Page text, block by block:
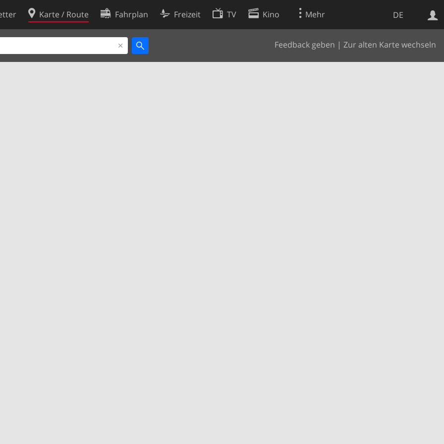
DE
Karte / Route Fahrplan Freizeit TV Kino Mehr
Feedback geben | Zur alten Karte wechseln
Websuche
Cookie-Richtlinie
Cookie-Einstellungen